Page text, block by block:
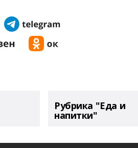
Рубрика "Еда и
напитки"